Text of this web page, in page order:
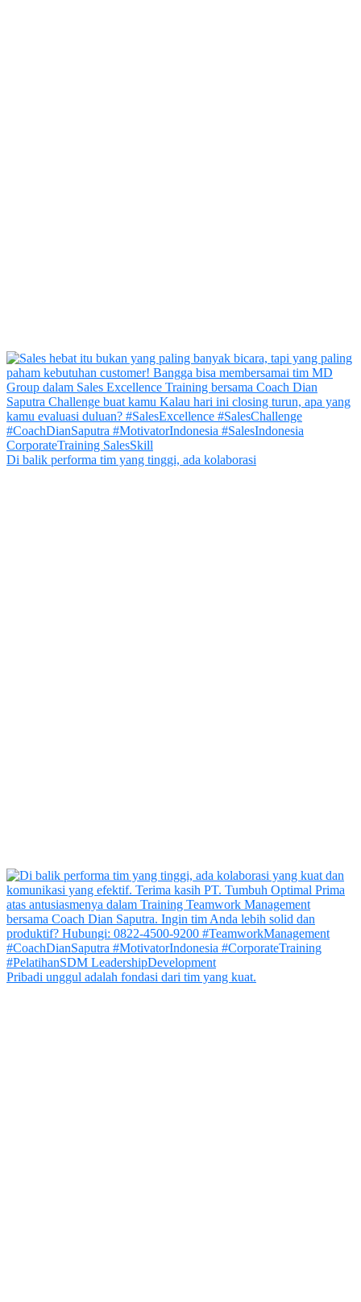
Di balik performa tim yang tinggi, ada kolaborasi
Pribadi unggul adalah fondasi dari tim yang kuat.